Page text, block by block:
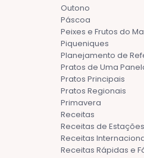
Outono
Páscoa
Peixes e Frutos do
Piqueniques
Planejamento de
Pratos de Uma
Pratos Principais
Pratos Regionais
Primavera
Receitas
Receitas de Estações
Receitas
Receitas Rápidas e